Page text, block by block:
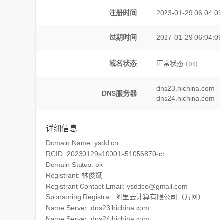
注册时间 2023-01-29
过期时间 2027-01-29
域名状态 正常状态 (ok)
DNS服务器
dns23.hichina.com
dns24.hichina.com
详细信息
Domain Name: ysdd.cn
ROID: 20230129s10001s51056870-cn
Domain Status: ok
Registrant: 林俊斌
Registrant Contact Email: ysddco@gmail.com
Sponsoring Registrar: 阿里云计算有限公司（万网）
Name Server: dns23.hichina.com